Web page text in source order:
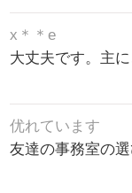
x＊＊e
大丈夫です。主
优れています
友達の事務室の選